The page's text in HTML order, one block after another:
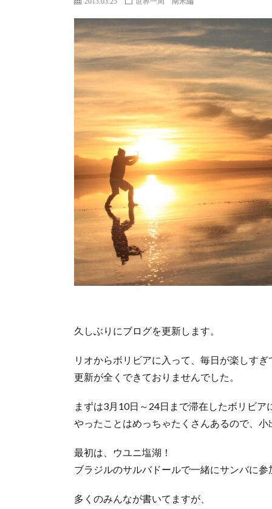
久しぶりにブログを更新します。
リオからボリビアに入って、毎日が楽しす
更新が全くできておりませんでした。
まずは3月10日～24日まで滞在したボリビア
やったことはめっちゃたくさんあるので、小
最初は、ウユニ塩湖！
ブラジルのサルバドールで一緒にサンバに
多くのみんなが書いてますが、